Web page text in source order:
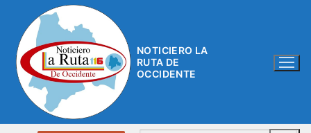
contenido
NOTICIERO LA
RUTA DE
OCCIDENTE